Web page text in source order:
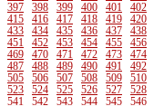
397 398 399 400 401
402
415 416 417 418 419
420
433 434 435 436 437
438
451 452 453 454 455
456
469 470 471 472 473
474
487 488 489 490 491
492
505 506 507 508 509
510
523 524 525 526 527
528
541 542 543 544 545
546